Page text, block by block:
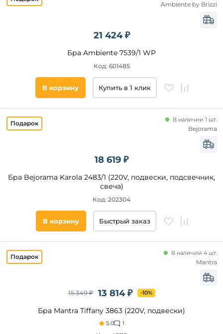
21 424 ₽
Бра Ambiente 7539/1 WP
Код: 601485
Ambiente by Brizzi
В корзину Купить в 1 клик
18 619 ₽
Бра Bejorama Karola 2483/1 (220V, подвески, подсвечник,
свеча)
В наличии 1 шт.
Код: 202304
Bejorama
В корзину Быстрый заказ
13 814 ₽
15 349 ₽ -10%
Бра Mantra Tiffany 3863 (220V, подвески)
5.0 1
В наличии 4 шт.
Mantra